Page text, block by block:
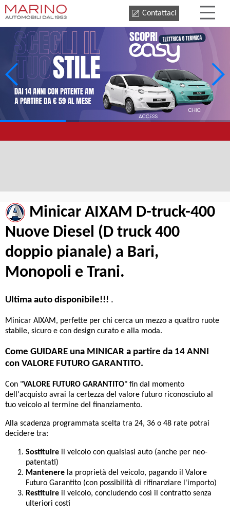
Contattaci
Minicar AIXAM D-truck-400
Nuove Diesel (D truck 400
doppio pianale) a Bari,
Monopoli e Trani.
Ultima auto disponibile!!! .
Minicar AIXAM, perfette per chi cerca un mezzo a quattro ruote
stabile, sicuro e con design curato e alla moda.
Come GUIDARE una MINICAR a partire da 14 ANNI
con VALORE FUTURO GARANTITO.
Con "VALORE FUTURO GARANTITO" fin dal momento
dell'acquisto avrai la certezza del valore futuro riconosciuto al
tuo veicolo al termine del finanziamento.
Alla scadenza programmata scelta tra 24, 36 o 48 rate potrai
decidere tra:
Sostituire il veicolo con qualsiasi auto (anche per neo-
patentati)
Mantenere la proprietà del veicolo, pagando il Valore
Futuro Garantito (con possibilità di rifinanziare l'importo)
Restituire il veicolo, concludendo così il contratto senza
ulteriori costi